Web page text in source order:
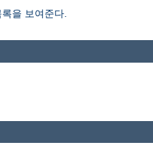
록을 보여준다.